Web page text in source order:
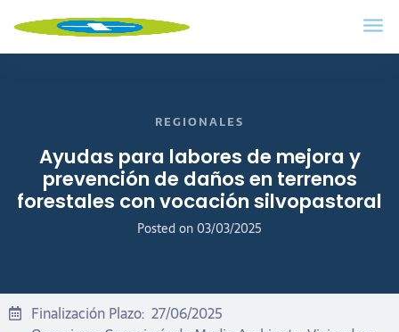
REGIONALES
Ayudas para labores de mejora y
prevención de daños en terrenos
forestales con vocación silvopastoral
Posted on03/03/2025
Finalización Plazo: 27/06/2025